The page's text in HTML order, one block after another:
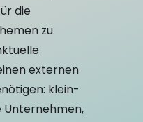
die
zu
externen
klein-